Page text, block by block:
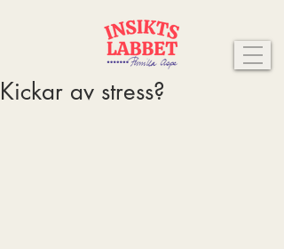
Kickar av stress?